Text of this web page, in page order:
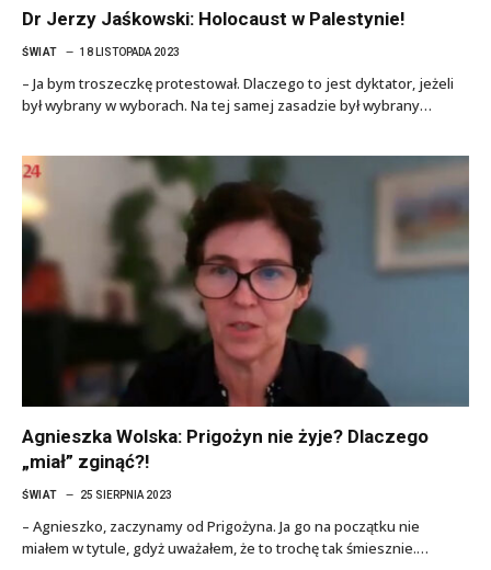
Dr Jerzy Jaśkowski: Holocaust w Palestynie!
ŚWIAT 18 LISTOPADA 2023
– Ja bym troszeczkę protestował. Dlaczego to jest dyktator, jeżeli
był wybrany w wyborach. Na tej samej zasadzie był wybrany…
Agnieszka Wolska: Prigożyn nie żyje? Dlaczego
„miał” zginąć?!
ŚWIAT 25 SIERPNIA 2023
– Agnieszko, zaczynamy od Prigożyna. Ja go na początku nie
miałem w tytule, gdyż uważałem, że to trochę tak śmiesznie.…